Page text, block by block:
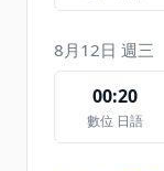
8月12日 週三
00:20
數位 日語